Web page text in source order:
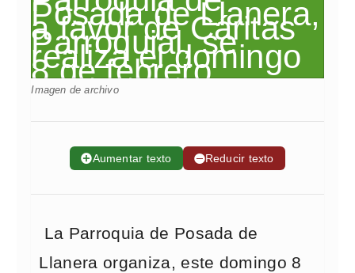
Imagen de archivo
➕Aumentar texto ➖Reducir texto
La Parroquia de Posada de
Llanera organiza, este domingo 8